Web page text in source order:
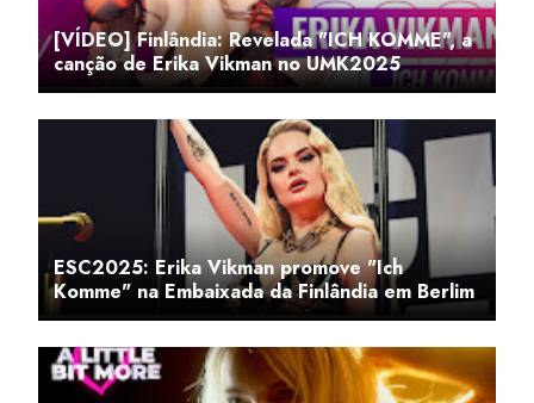
[VÍDEO] Finlândia: Revelada "ICH KOMME", a
canção de Erika Vikman no UMK2025
ESC2025: Erika Vikman promove "Ich
Komme" na Embaixada da Finlândia em Berlim